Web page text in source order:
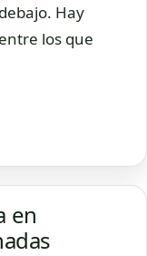
Hay
los que
en